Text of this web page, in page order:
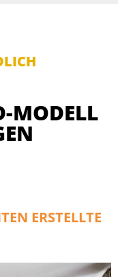
MODELL
ERSTELLTE